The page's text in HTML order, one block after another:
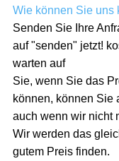
Wie können Sie uns
Senden Sie Ihre
auf "senden" jetzt!
warten auf
Sie, wenn Sie das
können, können Sie
auch wenn wir nicht
Wir werden das
gutem Preis finden.